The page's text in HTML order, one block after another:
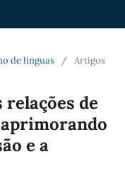
de línguas
/ Artigos
de
e a